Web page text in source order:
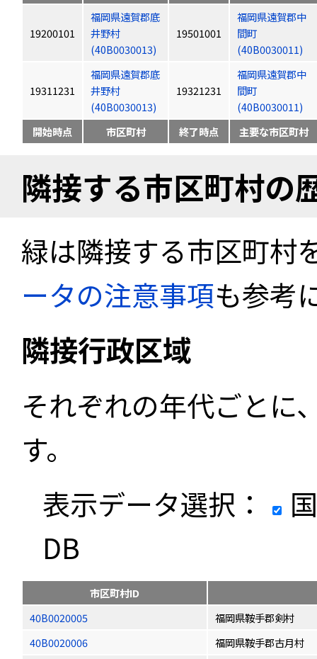
19200101
福岡県遠賀郡底
井野村
(40B0030013)
19501001
福岡県遠賀郡中
間町
(40B0030011)
19311231
福岡県遠賀郡底
井野村
(40B0030013)
19321231
福岡県遠賀郡中
間町
(40B0030011)
開始時点
市区町村 終了時点 主要な市区町村
隣接する市区町村の
緑は隣接する市区町村
ータの注意事項も参考
隣接行政区域
それぞれの年代ごとに
す。
表示データ選択：
DB
市区町村ID
40B0020005
福岡県鞍手郡剣村
40B0020006
福岡県鞍手郡古月村